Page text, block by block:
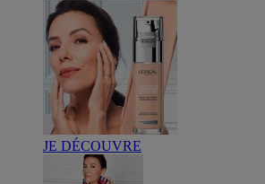
JE DÉCOUVRE